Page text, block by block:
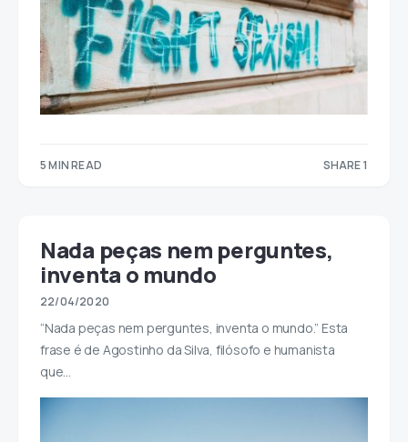
5 MIN READ SHARE 1
Nada peças nem perguntes,
inventa o mundo
22/04/2020
“Nada peças nem perguntes, inventa o mundo.” Esta
frase é de Agostinho da Silva, filósofo e humanista
que…